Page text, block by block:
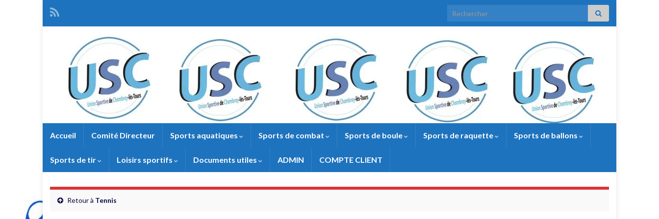
Search for:
Accueil Comité Directeur Sports aquatiques Sports de combat Sports de boule Sports de raquette Sports de ballons
Sports de tir Loisirs sportifs Documents utiles ADMIN COMPTE CLIENT
Retour à Tennis